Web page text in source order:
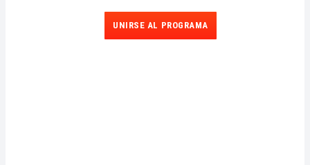
UNIRSE AL PROGRAMA